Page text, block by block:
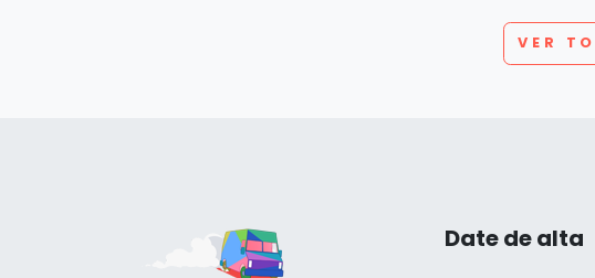
VER
Date de alta